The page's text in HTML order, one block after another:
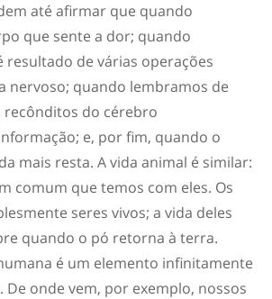
até afirmar que quando
que sente a dor; quando
resultado de várias operações
nervoso; quando lembramos de
recônditos do cérebro
e, por fim, quando o
mais resta. A vida animal é similar:
comum que temos com eles. Os
seres vivos; a vida deles
quando o pó retorna à terra.
é um elemento infinitamente
onde vem, por exemplo, nossos